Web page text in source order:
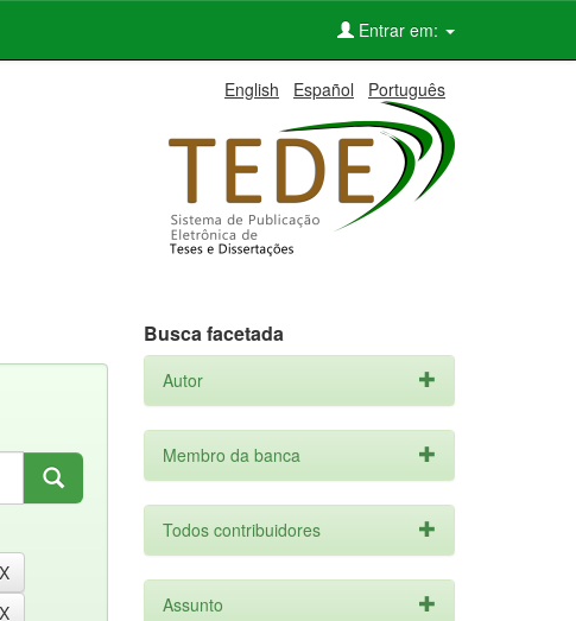
Entrar em:
English Español Português
Busca facetada
Autor
Membro da banca
Todos contribuidores
Assunto